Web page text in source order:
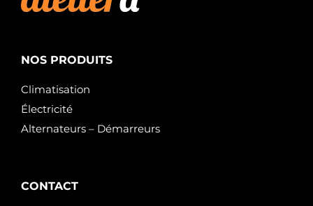
NOS PRODUITS
Climatisation
Électricité
Alternateurs – Démarreurs
CONTACT